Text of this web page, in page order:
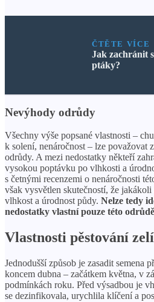
ČTĚTE VÍCE
Jak zachránit
ptáky?
Nevýhody odrůdy
Všechny výše popsané vlastnosti –
k solení, nenáročnost – lze považovat
odrůdy. A mezi nedostatky někteří
vysokou poptávku po vlhkosti a
s četnými recenzemi o nenáročnosti
však vysvětlen skutečností, že
vlhkost a úrodnost půdy. Nelze tedy
nedostatky vlastní pouze této
Vlastnosti pěstování zelí
Jednodušší způsob je zasadit semena
koncem dubna – začátkem května, v
podmínkách roku. Před výsadbou je
se dezinfikovala, urychlila klíčení a